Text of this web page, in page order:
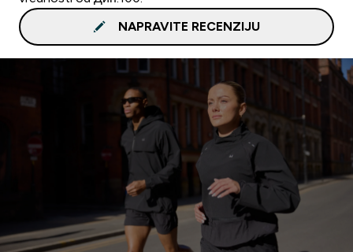
NAPRAVITE RECENZIJU